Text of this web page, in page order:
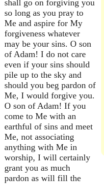
shall go on forgiving you
so long as you pray to
Me and aspire for My
forgiveness whatever
may be your sins. O son
of Adam! I do not care
even if your sins should
pile up to the sky and
should you beg pardon of
Me, I would forgive you.
O son of Adam! If you
come to Me with an
earthful of sins and meet
Me, not associating
anything with Me in
worship, I will certainly
grant you as much
pardon as will fill the